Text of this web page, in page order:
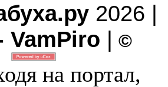
2026 |
VamPiro | ©
на портал,